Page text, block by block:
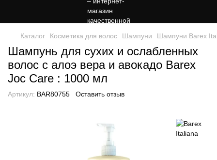
Каталог Косметика для волос Шампуни Шампуни Barex
Шампунь для сухих и ослабленных
волос с алоэ вера и авокадо Barex
Joc Care : 1000 мл
Артикул: BAR80755 Оставить отзыв